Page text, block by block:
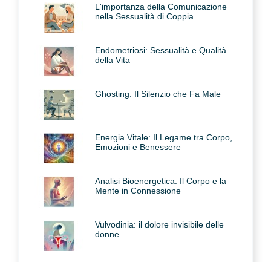
L'importanza della Comunicazione
nella Sessualità di Coppia
Endometriosi: Sessualità e Qualità
della Vita
Ghosting: Il Silenzio che Fa Male
Energia Vitale: Il Legame tra Corpo,
Emozioni e Benessere
Analisi Bioenergetica: Il Corpo e la
Mente in Connessione
Vulvodinia: il dolore invisibile delle
donne.